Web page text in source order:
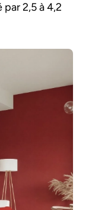
2,5 à 4,2